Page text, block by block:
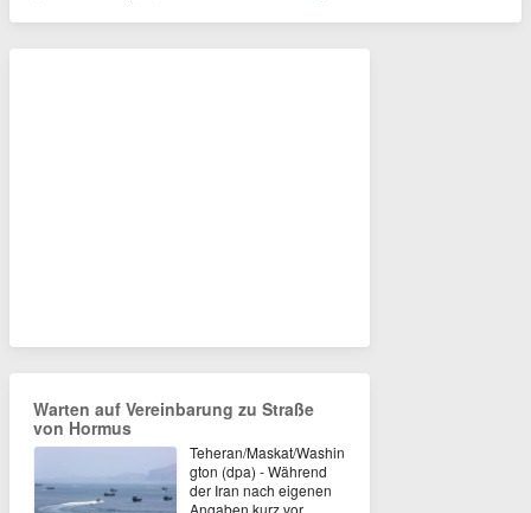
Warten auf Vereinbarung zu Straße
von Hormus
Teheran/Maskat/Washin
gton (dpa) - Während
der Iran nach eigenen
Angaben kurz vor